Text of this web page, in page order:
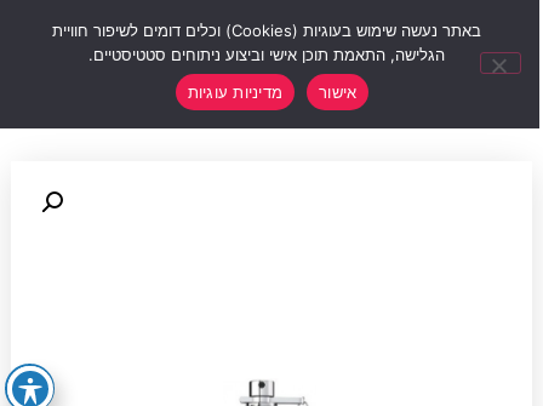
באתר נעשה שימוש בעוגיות (Cookies) וכלים דומים לשיפור חוויית
הגלישה, התאמת תוכן אישי וביצוע ניתוחים סטטיסטיים.
אישור
מדיניות עוגיות